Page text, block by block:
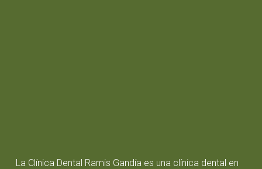
La Clínica Dental Ramis Gandía es una clínica dental en